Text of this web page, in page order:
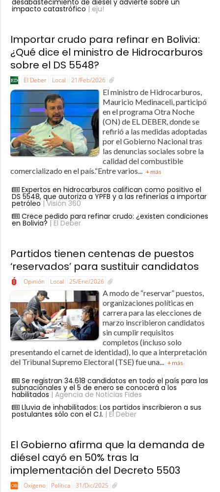
impacto catastrófico | eju!
Importar crudo para refinar en Bolivia:
¿Qué dice el ministro de Hidrocarburos
sobre el DS 5548?
El Deber Local 21/Feb/2026
El ministro de Hidrocarburos,
Mauricio Medinaceli, participó
en el programa Otra Noche
(ON) de EL DEBER, donde se
refirió a las medidas adoptadas
por el Gobierno Nacional tras
las denuncias sociales sobre la
calidad del combustible
comercializado en el país.“Entre varios...
+ más
Expertos en hidrocarburos califican como positivo el
DS 5548, que autoriza a YPFB y a las refinerías a importar
petróleo | Visión 360
Crece pedido para refinar crudo: ¿existen condiciones
en Bolivia? | El Deber
Partidos tienen centenas de puestos
‘reservados’ para sustituir candidatos
Opinión Local 25/Ene/2026
A modo de “reservar” puestos,
organizaciones políticas en
carrera para las elecciones de
marzo inscribieron candidatos
sin cumplir requisitos
completos (incluso solo
presentando el carnet de identidad), lo que a interpretación
del Tribunal Supremo Electoral (TSE) fue una... + más
Se registran 34.618 candidatos en todo el país para las
subnacionales y el 5 de enero se conocerá a los
habilitados | Agencia de Noticias Fides
Lluvia de inhabilitados: Los partidos inscribieron a sus
postulantes sólo con el C.I. | El Deber
El Gobierno afirma que la demanda de
diésel cayó en 50% tras la
implementación del Decreto 5503
Oxígeno Política 31/Dic/2025